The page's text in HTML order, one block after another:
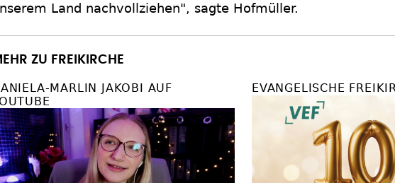
Land nachvollziehen", sagte Hofmüller.
ZU FREIKIRCHE
MARLIN JAKOBI AUF
EVANGELISCHE